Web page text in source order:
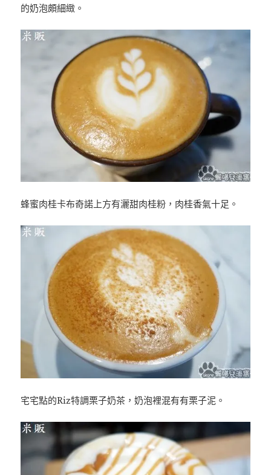
的奶泡頗細緻。
蜂蜜肉桂卡布奇諾上方有灑甜肉桂粉，肉桂香氣十足。
宅宅點的Riz特調栗子奶茶，奶泡裡混有有栗子泥。